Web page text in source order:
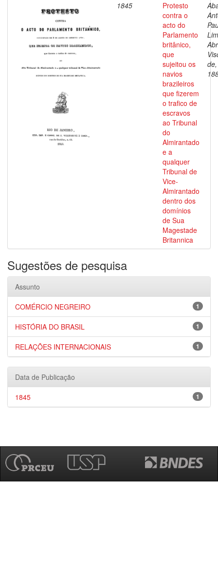
1845
Protesto
contra o
acto do
Parlamento
britânico,
que
sujeitou os
navios
brazileiros
que fizerem
o trafico de
escravos
ao Tribunal
do
Almirantado
e a
qualquer
Tribunal de
Vice-
Almirantado
dentro dos
domínios
de Sua
Magestade
Britannica
Sugestões de pesquisa
Assunto
1
COMÉRCIO NEGREIRO
1
HISTÓRIA DO BRASIL
1
RELAÇÕES INTERNACIONAIS
Data de Publicação
1
1845